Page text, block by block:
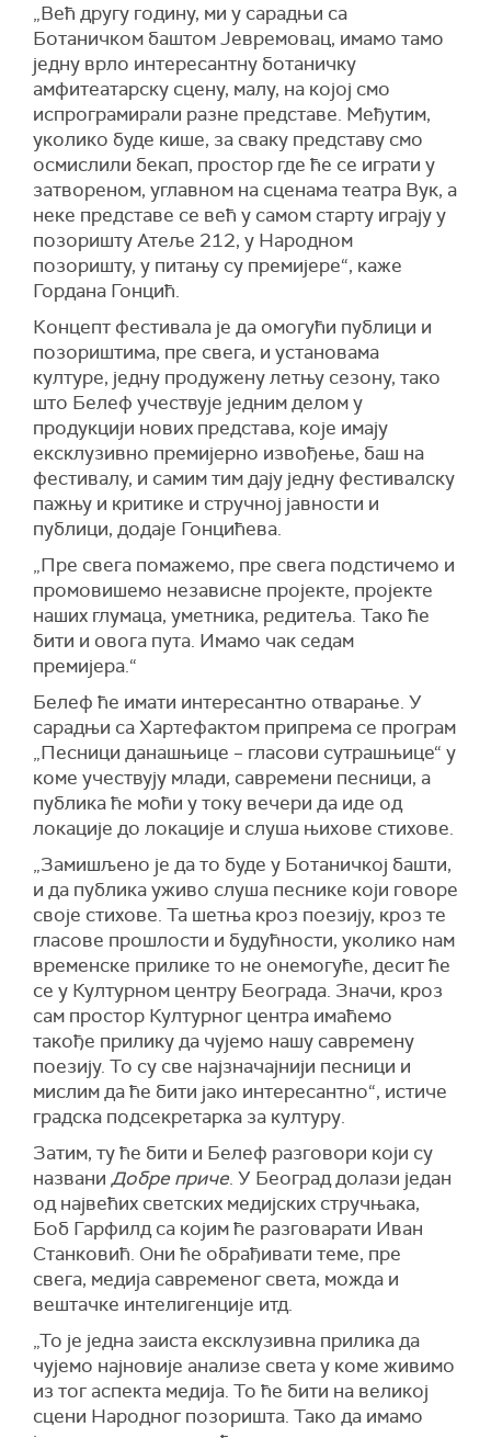
„Већ другу годину, ми у сарадњи са
Ботаничком баштом Јевремовац, имамо тамо
једну врло интересантну ботаничку
амфитеатарску сцену, малу, на којој смо
испрограмирали разне представе. Међутим,
уколико буде кише, за сваку представу смо
осмислили бекап, простор где ће се играти у
затвореном, углавном на сценама театра Вук, а
неке представе се већ у самом старту играју у
позоришту Атеље 212, у Народном
позоришту, у питању су премијере“, каже
Гордана Гонцић.
Концепт фестивала је да омогући публици и
позориштима, пре свега, и установама
културе, једну продужену летњу сезону, тако
што Белеф учествује једним делом у
продукцији нових представа, које имају
ексклузивно премијерно извођење, баш на
фестивалу, и самим тим дају једну фестивалску
пажњу и критике и стручној јавности и
публици, додаје Гонцићева.
„Пре свега помажемо, пре свега подстичемо и
промовишемо независне пројекте, пројекте
наших глумаца, уметника, редитеља. Тако ће
бити и овога пута. Имамо чак седам
премијера.“
Белеф ће имати интересантно отварање. У
сарадњи са Хартефактом припрема се програм
„Песници данашњице – гласови сутрашњице“ у
коме учествују млади, савремени песници, а
публикаће моћи у току вечери да иде од
локације до локације и слуша њихове стихове.
„Замишљено је да то буде у Ботаничкој башти,
и да публикауживо слуша песнике који говоре
своје стихове. Та шетња кроз поезију, кроз те
гласове прошлости и будућности, уколико нам
временске прилике то не онемогуће, десит ће
се у Културном центру Београда. Значи, кроз
сам простор Културног центра имаћемо
такође прилику да чујемо нашу савремену
поезију. То су све најзначајнији песници и
мислим да ће бити јако интересантно“, истиче
градска подсекретарка за културу.
Затим, ту ће бити и Белеф разговори који су
названи Добре приче. У Београд долази један
од највећих светских медијских стручњака,
Боб Гарфилд са којим ће разговарати Иван
Станковић. Они ће обрађивати теме, пре
свега, медија савременог света, можда и
вештачке интелигенције итд.
„То је једна заиста ексклузивна прилика да
чујемо најновије анализе света у коме живимо
из тог аспекта медија. То ће бити на великој
сцени Народног позоришта. Тако да имамо